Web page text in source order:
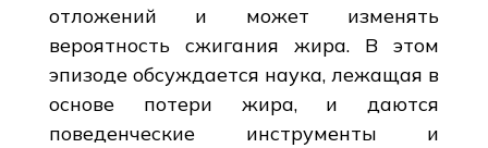
отложений и может изменять
вероятность сжигания жира. В этом
эпизоде обсуждается наука, лежащая в
основе потери жира, и даются
поведенческие инструменты и